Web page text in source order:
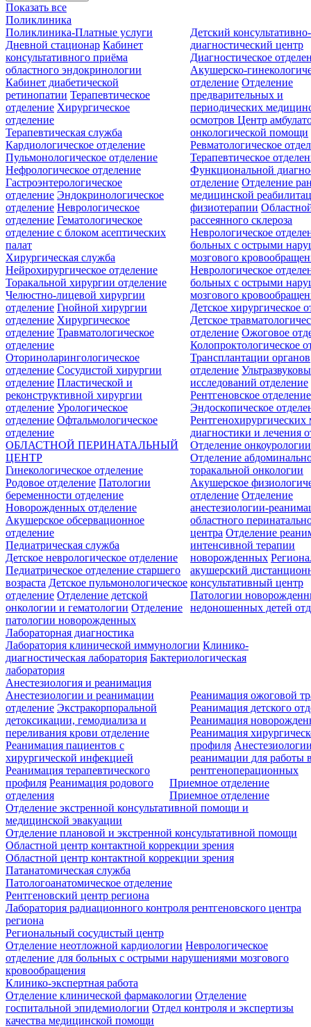
Показать все
Поликлиника
Поликлиника-Платные услуги
Дневной стационар Кабинет
консультативного приёма
областного эндокринологии
Кабинет диабетической
ретинопатии Терапевтическое
отделение Хирургическое
отделение
Детский консультативно-
диагностический центр
Диагностическое
Акушерско-
отделение Отделение
предварительных и
периодических
осмотровЦентр
онкологической помощи
Терапевтическая служба
Кардиологическое отделение
Пульмонологическое отделение
Нефрологическое отделение
Гастроэнтерологическое
отделение Эндокринологическое
отделение Неврологическое
отделение Гематологическое
отделение c блоком асептических
палат
Ревматологическое
Терапевтическое
Функциональной
отделение Отделение
медицинской
физиотерапии
рассеянного склероза
Неврологическое
больных с острыми
мозгового
Неврологическое
больных с острыми
мозгового
Хирургическая служба
Нейрохирургическое отделение
Торакальной хирургии отделение
Челюстно-лицевой хирургии
отделение Гнойной хирургии
отделение Хирургическое
отделение Травматологическое
отделение
Оториноларингологическое
отделение Сосудистой хирургии
отделение Пластической и
реконструктивной хирургии
отделение Урологическое
отделение Офтальмологическое
отделение
Детское хирургическое
Детское
отделение Ожоговое
Колопроктологическое
Трансплантации органов
отделение
исследований отделение
Рентгеновское отделение
Эндоскопическое
Рентгенохирургических
диагностики и лечения
Отделение онкоурологии
Отделение
торакальной онкологии
ОБЛАСТНОЙ ПЕРИНАТАЛЬНЫЙ
ЦЕНТР
Гинекологическое отделение
Родовое отделение Патологии
беременности отделение
Новорожденных отделение
Акушерское обсервационное
отделение
Акушерское
отделение Отделение
анестезиологии-
областного
центра Отделение
интенсивной терапии
новорожденных
акушерский
консультативный центр
Патологии
недоношенных детей
Педиатрическая служба
Детское неврологическое отделение
Педиатрическое отделение старшего
возраста Детское пульмонологическое
отделение Отделение детской
онкологии и гематологии Отделение
патологии новорожденных
Лабораторная диагностика
Лаборатория клинической иммунологии Клинико-
диагностическая лаборатория Бактериологическая
лаборатория
Анестезиология и реанимация
Анестезиологии и реанимации
отделение Экстракорпоральной
детоксикации, гемодиализа и
переливания крови отделение
Реанимация пациентов с
хирургической инфекцией
Реанимация терапевтического
профиля Реанимация родового
отделения
Реанимация ожоговой
Реанимация детского
Реанимация
Реанимация
профиля
реанимации для работы
рентгеноперационных
Приемное отделение
Приемное отделение
Отделение экстренной консультативной помощи и
медицинской эвакуации
Отделение плановой и экстренной консультативной помощи
Областной центр контактной коррекции зрения
Областной центр контактной коррекции зрения
Патанатомическая служба
Патологоанатомическое отделение
Рентгеновский центр региона
Лаборатория радиационного контроля рентгеновского центра
региона
Региональный сосудистый центр
Отделение неотложной кардиологии Неврологическое
отделение для больных с острыми нарушениями мозгового
кровообращения
Клинико-экспертная работа
Отделение клинической фармакологии Отделение
госпитальной эпидемиологии Отдел контроля и экспертизы
качества медицинской помощи